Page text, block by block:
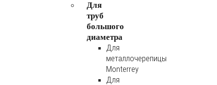
Для
труб
большого
диаметра
Для
металлочерепицы
Monterrey
Для